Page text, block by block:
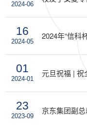
2024-06
16
2024-05
2024年“信科
01
2024-01
元旦祝福 | 祝
23
2023-09
京东集团副